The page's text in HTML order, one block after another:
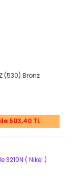
(530) Bronz
503,40 TL